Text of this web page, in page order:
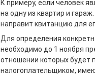
К примеру, если человек
на одну из квартир и
направит квитанцию для
Для определения
необходимо до 1 ноября
отношении которых будет
налогоплательщиком,